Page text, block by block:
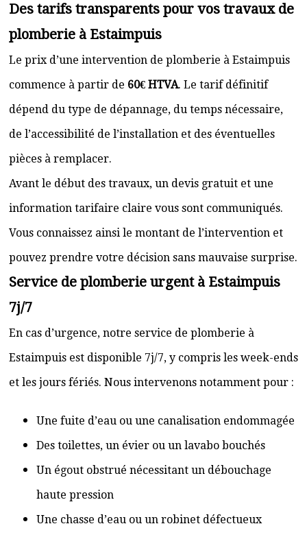
Des tarifs transparents pour vos travaux de
plomberie à Estaimpuis
Le prix d’une intervention de plomberie à Estaimpuis
commence à partir de 60€ HTVA. Le tarif définitif
dépend du type de dépannage, du temps nécessaire,
de l’accessibilité de l’installation et des éventuelles
pièces à remplacer.
Avant le début des travaux, un devis gratuit et une
information tarifaire claire vous sont communiqués.
Vous connaissez ainsi le montant de l’intervention et
pouvez prendre votre décision sans mauvaise surprise.
Service de plomberie urgent à Estaimpuis
7j/7
En cas d’urgence, notre service de plomberie à
Estaimpuis est disponible 7j/7, y compris les week-ends
et les jours fériés. Nous intervenons notamment pour :
Une fuite d’eau ou une canalisation endommagée
Des toilettes, un évier ou un lavabo bouchés
Un égout obstrué nécessitant un débouchage
haute pression
Une chasse d’eau ou un robinet défectueux